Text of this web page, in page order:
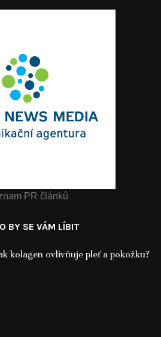
PR článků
BY SE VÁM LÍBIT
kolagen ovlivňuje pleť a pokožku?